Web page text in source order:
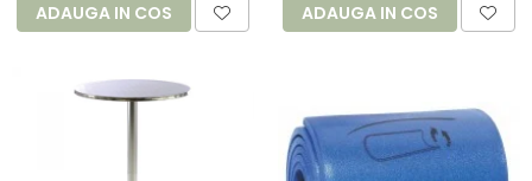
ADAUGA IN COS ADAUGA IN COS